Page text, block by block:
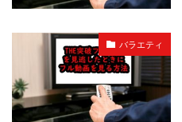
バラエティ